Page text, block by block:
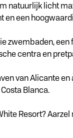
natuurlijk licht
en een
zwembaden,
centra en
van Alicante
Blanca.
Resort?